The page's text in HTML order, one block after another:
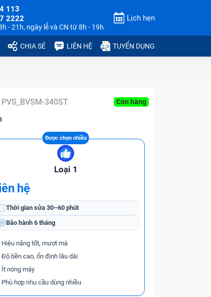
113
2222
- 21h, ngày lễ và CN từ 8h - 19h
Lịch hẹn
CHIA SẺ LIÊN HỆ TUYỂN DỤNG
PVS_BVSM-340ST Còn hàng
Loại 1
hệ
Thời gian sửa 30–60 phút
Bảo hành 6 tháng
Hiệu năng tốt, mượt mà
Độ bền cao, ổn định lâu dài
Ít nóng máy
Phù hợp nhu cầu dùng nhiều